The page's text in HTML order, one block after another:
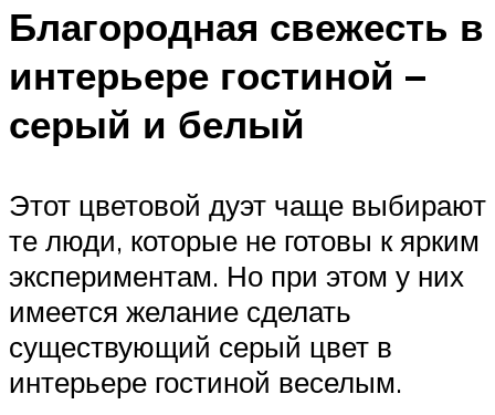
Благородная свежесть в
интерьере гостиной –
серый и белый
Этот цветовой дуэт чаще выбирают
те люди, которые не готовы к ярким
экспериментам. Но при этом у них
имеется желание сделать
существующий серый цвет в
интерьере гостиной веселым.